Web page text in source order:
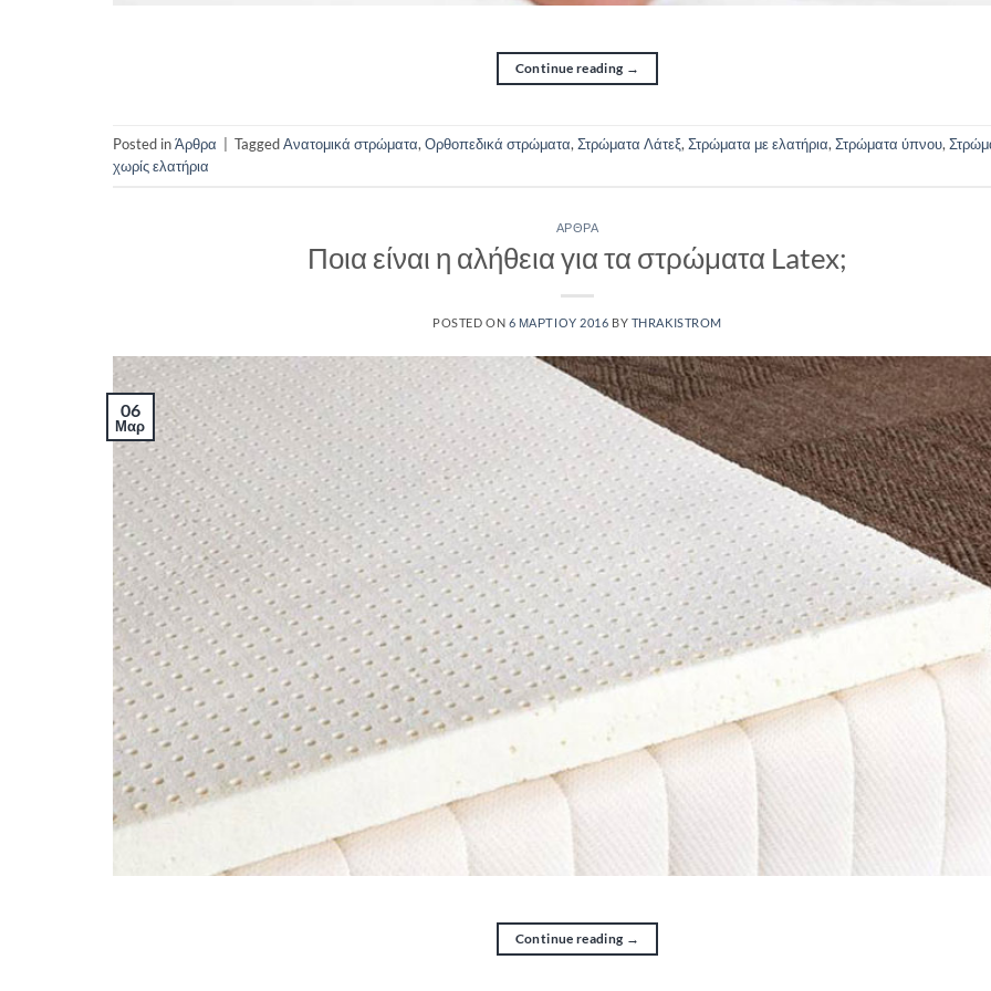
Continue reading →
Posted inΆρθρα TaggedΑνατομικά στρώματα,Ορθοπεδικά στρώματα,Στρώματα Λάτεξ,Στρώματα με ελατήρια,Στρώματα ύπνου,
χωρίς ελατήρια
ΆΡΘΡΑ
Ποια είναι η αλήθεια για τα στρώματα Latex;
POSTED ON 6 ΜΑΡΤΊΟΥ 2016 BY THRAKISTROM
06
Μαρ
Continue reading →